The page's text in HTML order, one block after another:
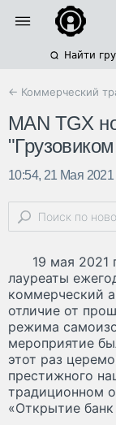
Найти
← Коммерческий
MAN TGX
10:54, 21 Мая 2021
19 мая 2021
лауреаты
коммерческий
отличие от
режима
мероприятие
этот раз
престижного
традиционном
«Открытие